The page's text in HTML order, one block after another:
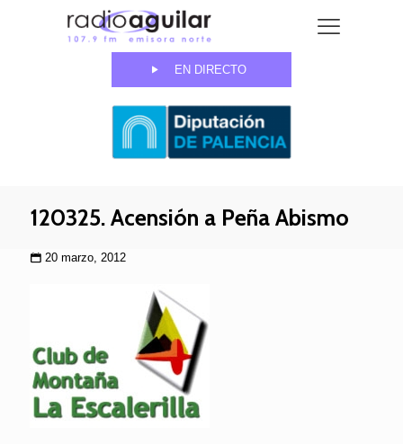
EN DIRECTO
120325. Acensión a Peña Abismo
20 marzo, 2012